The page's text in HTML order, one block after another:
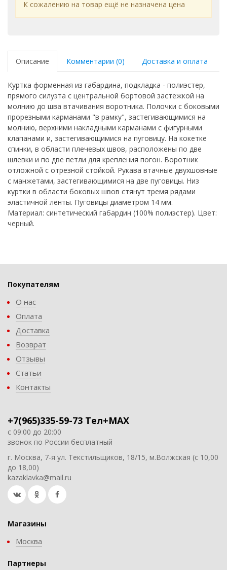
К сожалению на товар ещё не назначена цена
Описание Комментарии (0) Доставка и оплата
Куртка форменная из габардина, подкладка - полиэстер,
прямого силуэта с центральной бортовой застежкой на
молнию до шва втачивания воротника. Полочки с боковыми
прорезными карманами "в рамку", застегивающимися на
молнию, верхними накладными карманами с фигурными
клапанами и, застегивающимися на пуговицу. На кокетке
спинки, в области плечевых швов, расположены по две
шлевки и по две петли для крепления погон. Воротник
отложной с отрезной стойкой. Рукава втачные двухшовные
с манжетами, застегивающимися на две пуговицы. Низ
куртки в области боковых швов стянут тремя рядами
эластичной ленты. Пуговицы диаметром 14 мм.
Материал: синтетический габардин (100% полиэстер). Цвет:
черный.
Покупателям
О нас
Оплата
Доставка
Возврат
Отзывы
Статьи
Контакты
+7(965)335-59-73 Тел+MAX
с 09:00 до 20:00
звонок по России бесплатный
г. Москва, 7-я ул. Текстильщиков, 18/15, м.Волжская (с 10,00
до 18,00)
kazaklavka@mail.ru
Магазины
Москва
Партнеры